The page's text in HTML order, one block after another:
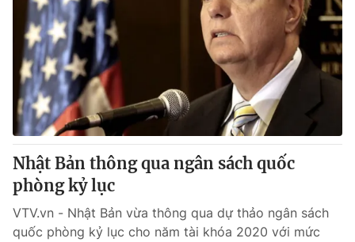
VTV Sức khoẻ Bất động sản
Thị trường 24h Tấm lòng Việt
VTV4 Vươn mình bằng AI
VTV9 VTV8
Liên hệ tòa soạn English
Nhật Bản thông qua ngân sách quốc
phòng kỷ lục
VTV.vn - Nhật Bản vừa thông qua dự thảo ngân sách
quốc phòng kỷ lục cho năm tài khóa 2020 với mức